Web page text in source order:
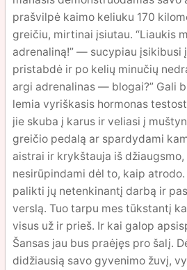
prašvilpė kaimo keliuku 170
greičiu, mirtinai įsiutau. “Liaukis
adrenaliną!” — sucypiau įsikibusi
pristabdė ir po kelių minučių
argi adrenalinas — blogai?” Gali
lemia vyriškasis hormonas
jie skuba į karus ir veliasi į
greičio pedalą ar spardydami
aistrai ir krykštauja iš džiaugsmo,
nesirūpindami dėl to, kaip
palikti jų netenkinantį darbą ir
verslą. Tuo tarpu mes tūkstantį
visus už ir prieš. Ir kai galop
Šansas jau bus praėjęs pro šalį.
didžiausią savo gyvenimo žuvį,